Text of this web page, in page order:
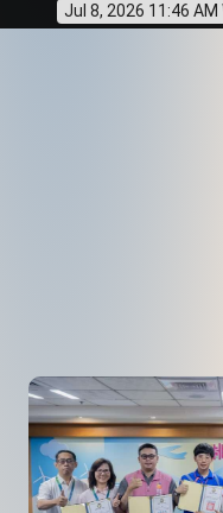
Jul 8, 2026 11:46